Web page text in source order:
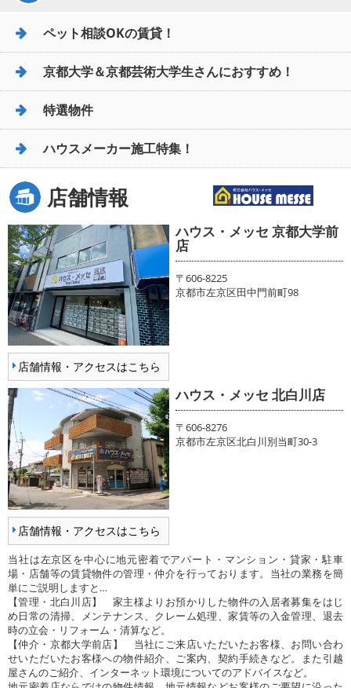
ペット相談OKの賃貸！
京都大学＆京都芸術大学生さんにおすすめ！
特選物件
ハウスメーカー施工特集！
店舗情報
店舗情報・アクセスはこちら
ハウス・メッセ 京都大学前
店
〒606-8225
京都市左京区田中門前町98
店舗情報・アクセスはこちら
ハウス・メッセ 北白川店
〒606-8276
京都市左京区北白川別当町30-3
当社は左京区を中心に地元密着でアパート・マンション・貸家・駐車
場・店舗等の賃貸物件の管理・仲介を行っております。当社の業務を簡
単にご説明しますと…
【管理・北白川店】 家主様よりお預かりした物件の入居者募集をはじ
め日常の清掃、メンテナンス、クレーム処理、家賃等の入金管理、退去
時の立会・リフォーム・清算など。
【仲介・京都大学前店】 当社にご来店いただいたお客様、お問い合わ
せいただいたお客様への物件紹介、ご案内、契約手続きなど。また引越
屋さんのご紹介、インターネット環境についてのアドバイスなど。